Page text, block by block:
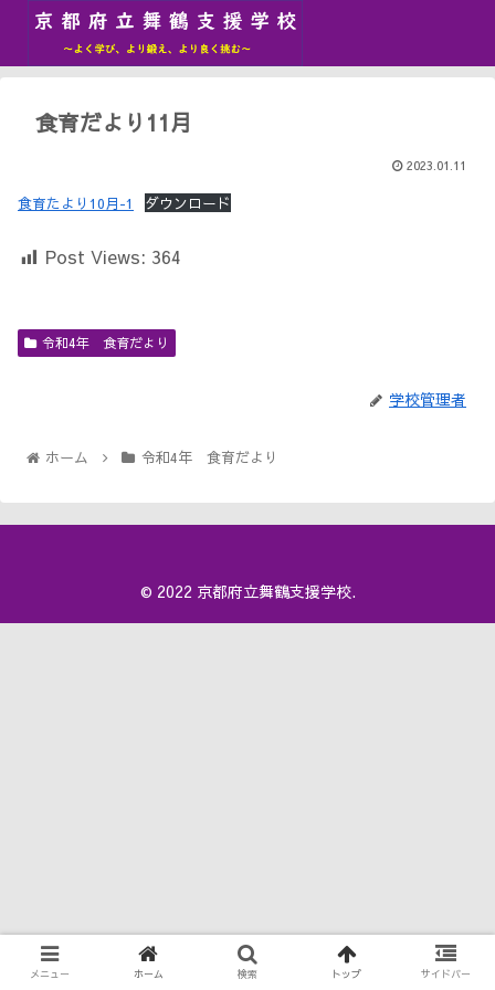
食育だより11月
2023.01.11
食育たより10月-1 ダウンロード
Post Views: 364
令和4年 食育だより
学校管理者
ホーム 令和4年 食育だより
© 2022 京都府立舞鶴支援学校.
メニュー ホーム 検索 トップ サイドバー